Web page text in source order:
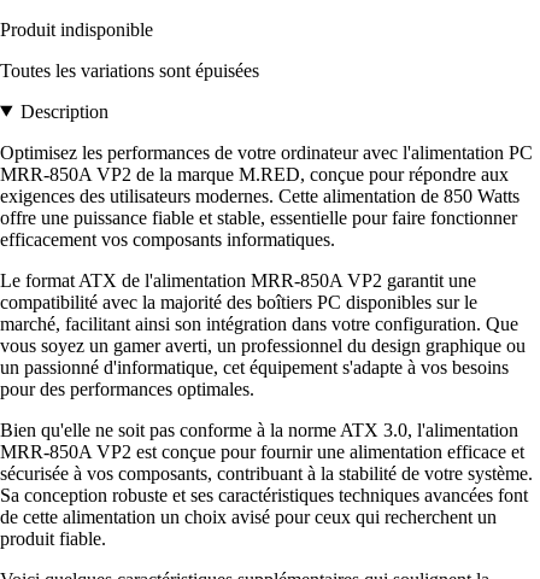
Produit indisponible
Toutes les variations sont épuisées
Description
Optimisez les performances de votre ordinateur avec l'alimentation PC
MRR-850A VP2 de la marque M.RED, conçue pour répondre aux
exigences des utilisateurs modernes. Cette alimentation de 850 Watts
offre une puissance fiable et stable, essentielle pour faire fonctionner
efficacement vos composants informatiques.
Le format ATX de l'alimentation MRR-850A VP2 garantit une
compatibilité avec la majorité des boîtiers PC disponibles sur le
marché, facilitant ainsi son intégration dans votre configuration. Que
vous soyez un gamer averti, un professionnel du design graphique ou
un passionné d'informatique, cet équipement s'adapte à vos besoins
pour des performances optimales.
Bien qu'elle ne soit pas conforme à la norme ATX 3.0, l'alimentation
MRR-850A VP2 est conçue pour fournir une alimentation efficace et
sécurisée à vos composants, contribuant à la stabilité de votre système.
Sa conception robuste et ses caractéristiques techniques avancées font
de cette alimentation un choix avisé pour ceux qui recherchent un
produit fiable.